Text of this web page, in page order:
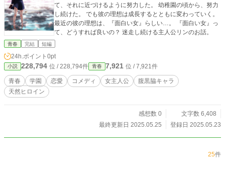
て、それに近づけるように努力した。 幼稚園の頃から、努力
し続けた。 でも彼の理想は成長するとともに変わっていく。
最近の彼の理想は、『面白い女』らしい…。 『面白い女』っ
て、どうすれば良いの？ 迷走し続ける主人公リンのお話。
青春 完結 短編
24h.ポイント 0pt
小説 228,794 位 / 228,794件 青春 7,921 位 / 7,921件
青春 学園 恋愛 コメディ 女主人公
腹黒脇キャラ
天然ヒロイン
感想数 0
文字数 6,408
最終更新日 2025.05.25
登録日 2025.05.23
25件